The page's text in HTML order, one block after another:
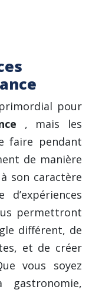
pour
, mais les
faire pendant
de manière
son caractère
permettront
différent, de
et de créer
vous soyez